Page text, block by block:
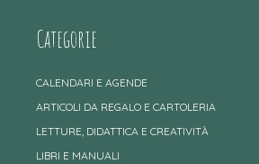
Categorie
CALENDARI E AGENDE
ARTICOLI DA REGALO E CARTOLERIA
LETTURE, DIDATTICA E CREATIVITÀ
LIBRI E MANUALI